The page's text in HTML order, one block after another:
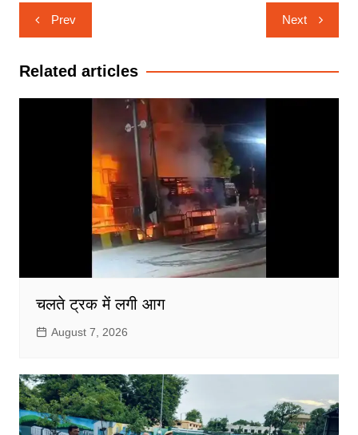
Post
navigation
Prev Next
Related articles
चलते ट्रक में लगी आग
August 7, 2026